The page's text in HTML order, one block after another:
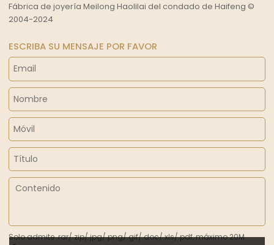
Fábrica de joyería Meilong Haolilai del condado de Haifeng ©
2004-2024
ESCRIBA SU MENSAJE POR FAVOR
Solo admite .rar/.zip/.jpg/.png/.gif/.doc/.xls/.pdf, máximo 20M